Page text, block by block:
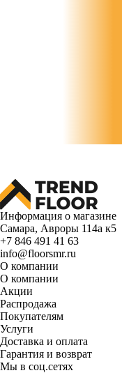
Информация о магазине
Самара, Авроры 114а к5
+7 846 491 41 63
info@floorsmr.ru
О компании
О компании
Акции
Распродажа
Покупателям
Услуги
Доставка и оплата
Гарантия и возврат
Мы в соц.сетях